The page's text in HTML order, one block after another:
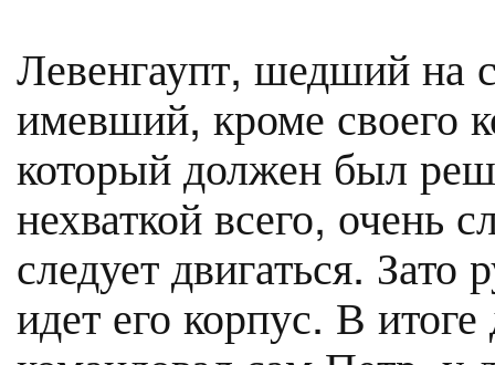
Левенгаупт, шедший на
имевший, кроме своего
который должен был
нехваткой всего, очень
следует двигаться. Зато
идет его корпус. В